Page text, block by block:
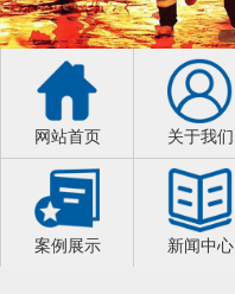
网站首页 关于我们
案例展示 新闻中心